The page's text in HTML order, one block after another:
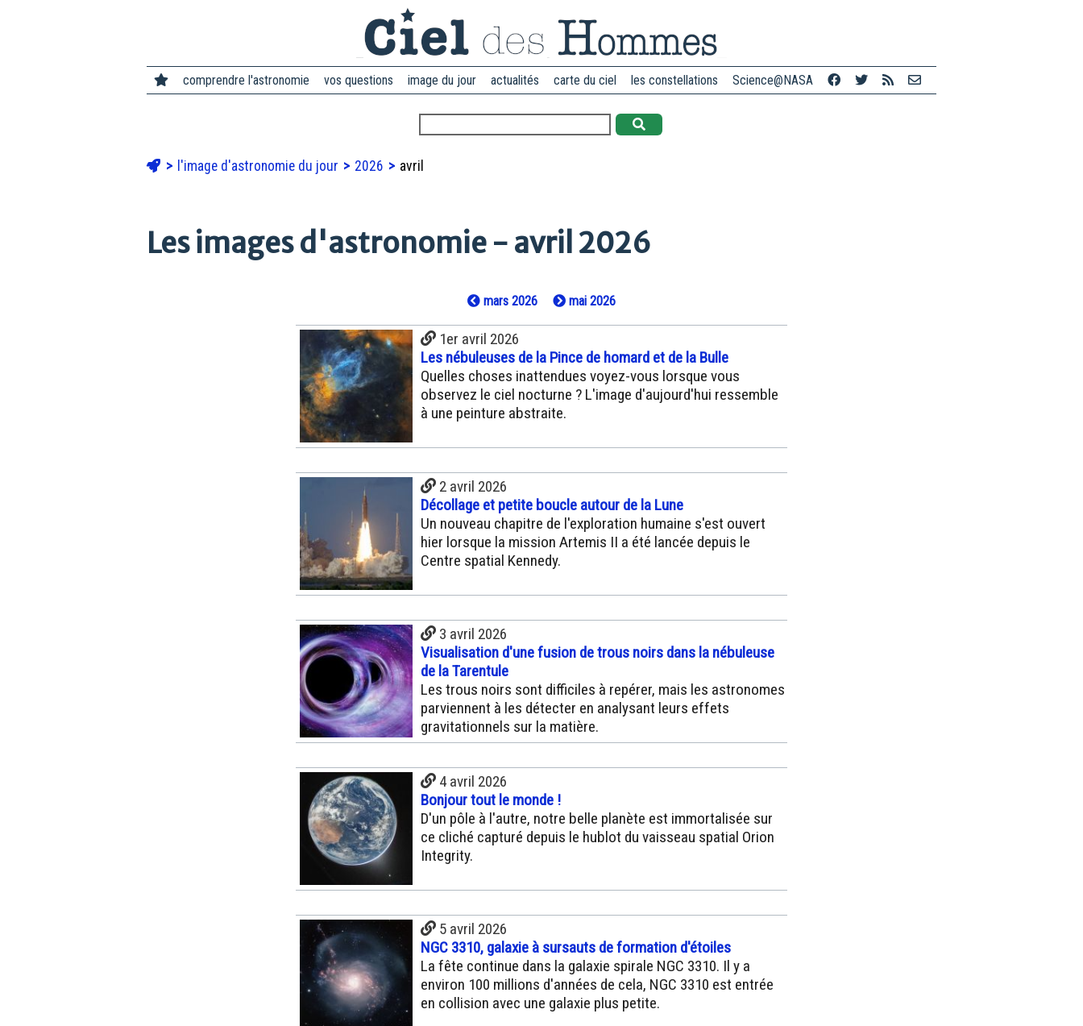
comprendre l'astronomie vos questions image du jour actualités carte du ciel les constellations Science@NASA
l'image d'astronomie du jour 2026 avril
Les images d'astronomie - avril 2026
mars 2026 mai 2026
1er avril 2026
Les nébuleuses de la Pince de homard et de la Bulle
Quelles choses inattendues voyez-vous lorsque vous
observez le ciel nocturne ? L'image d'aujourd'hui ressemble
à une peinture abstraite.
2 avril 2026
Décollage et petite boucle autour de la Lune
Un nouveau chapitre de l'exploration humaine s'est ouvert
hier lorsque la mission Artemis II a été lancée depuis le
Centre spatial Kennedy.
3 avril 2026
Visualisation d'une fusion de trous noirs dans la nébuleuse
de la Tarentule
Les trous noirs sont difficiles à repérer, mais les astronomes
parviennent à les détecter en analysant leurs effets
gravitationnels sur la matière.
4 avril 2026
Bonjour tout le monde !
D'un pôle à l'autre, notre belle planète est immortalisée sur
ce cliché capturé depuis le hublot du vaisseau spatial Orion
Integrity.
5 avril 2026
NGC 3310, galaxie à sursauts de formation d'étoiles
La fête continue dans la galaxie spirale NGC 3310. Il y a
environ 100 millions d'années de cela, NGC 3310 est entrée
en collision avec une galaxie plus petite.